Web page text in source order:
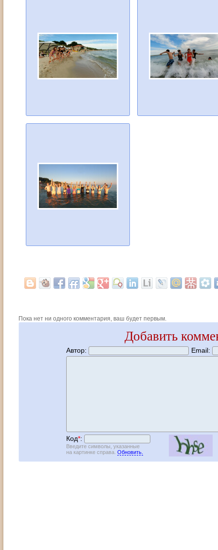
Пока нет ни одного комментария, ваш будет первым.
Добавить
Автор: Email:
Код*:
Введите символы, указанные
на картинке справа. Обновить.